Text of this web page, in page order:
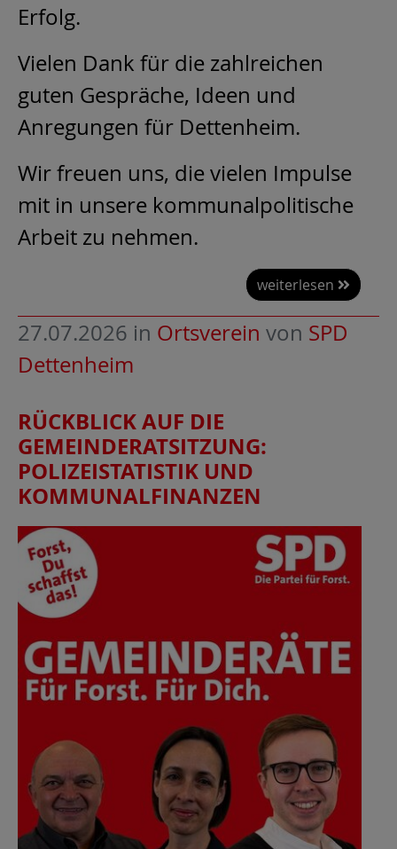
Erfolg.
Vielen Dank für die zahlreichen
guten Gespräche, Ideen und
Anregungen für Dettenheim.
Wir freuen uns, die vielen Impulse
mit in unsere kommunalpolitische
Arbeit zu nehmen.
weiterlesen
27.07.2026 in Ortsverein von SPD
Dettenheim
RÜCKBLICK AUF DIE
GEMEINDERATSITZUNG:
POLIZEISTATISTIK UND
KOMMUNALFINANZEN